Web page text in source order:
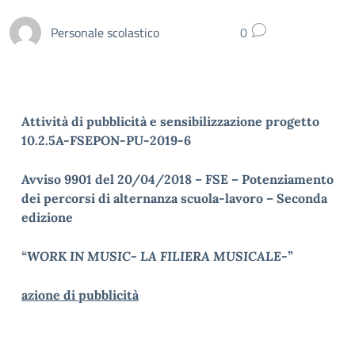
Personale scolastico 0
Attività di pubblicità e sensibilizzazione progetto
10.2.5A-FSEPON-PU-2019-6
Avviso 9901 del 20/04/2018 – FSE – Potenziamento
dei percorsi di alternanza scuola-lavoro – Seconda
edizione
“WORK IN MUSIC- LA FILIERA MUSICALE-”
azione di pubblicità